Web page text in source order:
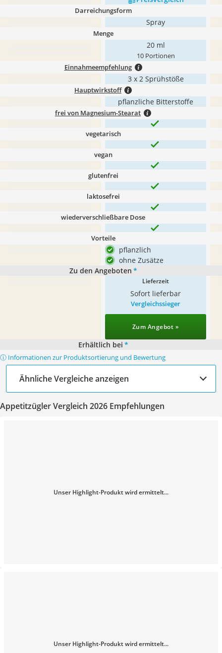
Darreichungsform
Spray
Menge
20 ml
10 Portionen
Einnahmeempfehlung
3 x 2 Sprühstöße
Hauptwirkstoff
pflanzliche Bitterstoffe
frei von Magnesium-Stearat
vegetarisch
vegan
glutenfrei
laktosefrei
wiederverschließbare Dose
Vorteile
pflanzlich
ohne Zusätze
Zu den Angeboten *
Lieferzeit
Sofort lieferbar
Vergleichssieger
Zum Angebot »
Erhältlich bei *
ⓘ Informationen zur Produktsortierung und Bewertung
Ähnliche Vergleiche anzeigen
Appetitzügler Vergleich 2026 Empfehlungen
Unser Highlight-Produkt wird ermittelt...
Unser Highlight-Produkt wird ermittelt...